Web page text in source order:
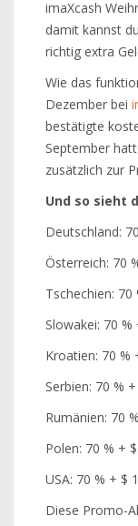
imaXcash
damit kannst
richtig extra
Wie das
Dezember bei
bestätigte
September
zusätzlich zur
Und so sieht
Deutschland:
Österreich: 70
Tschechien: 70
Slowakei: 70 %
Kroatien: 70 %
Serbien: 70 %
Rumänien: 70
Polen: 70 % +
USA: 70 % + $
Diese Promo-